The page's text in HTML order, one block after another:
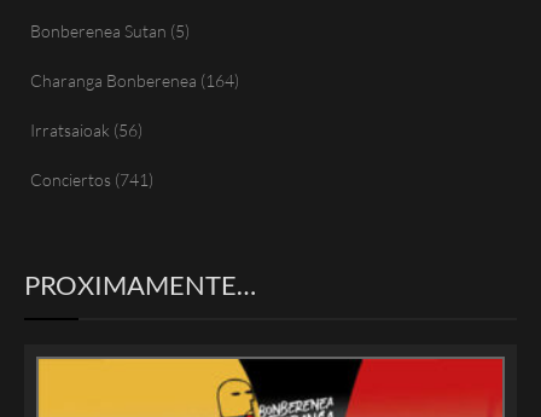
Bonberenea Sutan (5)
Charanga Bonberenea (164)
Irratsaioak (56)
Conciertos (741)
PROXIMAMENTE…